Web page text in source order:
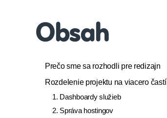
Obsah
Prečo sme sa rozhodli pre redizajn
Rozdelenie projektu na viacero častí
1. Dashboardy služieb
2. Správa hostingov